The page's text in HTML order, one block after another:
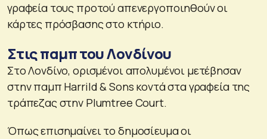
γραφεία τους προτού απενεργοποιηθούν οι
κάρτες πρόσβασης στο κτήριο.
Στις παμπ του Λονδίνου
Στο Λονδίνο, ορισμένοι απολυμένοι μετέβησαν
στην παμπ Harrild & Sons κοντά στα γραφεία της
τράπεζας στην Plumtree Court.
Όπως επισημαίνει το δημοσίευμα οι